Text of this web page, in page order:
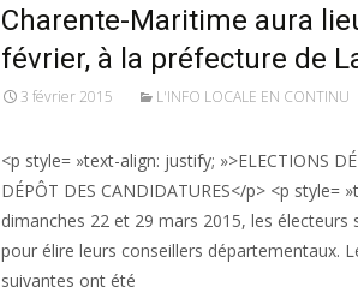
Charente-Maritime aura
février, à la préfecture de
3 février 2015 L'INFO LOCALE EN CONTINU
<p style= »text-align: justify; »>ELECTIONS
DÉPÔT DES CANDIDATURES</p> <p style=
dimanches 22 et 29 mars 2015, les électeurs
pour élire leurs conseillers départementaux.
suivantes ont été